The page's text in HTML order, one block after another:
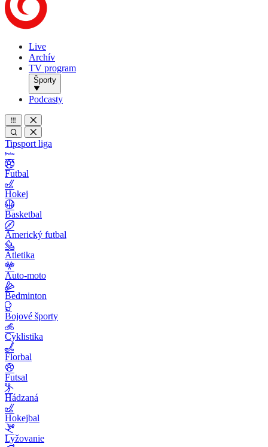
Live
Archív
TV program
Športy
Podcasty
Tipsport liga
Futbal
Hokej
Basketbal
Americký futbal
Atletika
Auto-moto
Bedminton
Bojové športy
Cyklistika
Florbal
Futsal
Hádzaná
Hokejbal
Lyžovanie